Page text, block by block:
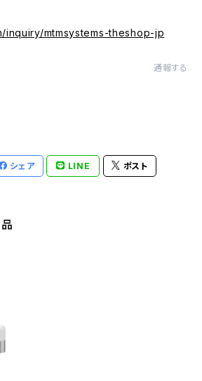
inquiry/mtmsystems-theshop-jp
通報する
シェア LINE ポスト